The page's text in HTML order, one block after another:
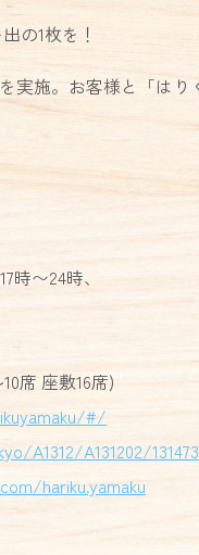
の1枚を！
施。お客様と「はり
時〜24時、
席 座敷16席)
#/
A1312/A131202/
hariku.yamaku